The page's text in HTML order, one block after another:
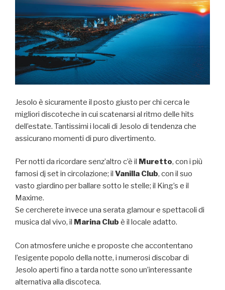
Jesolo è sicuramente il posto giusto per chi cerca le
migliori discoteche in cui scatenarsi al ritmo delle hits
dell’estate. Tantissimi i locali di Jesolo di tendenza che
assicurano momenti di puro divertimento.
Per notti da ricordare senz’altro c’è il Muretto, con i più
famosi dj set in circolazione; il Vanilla Club, con il suo
vasto giardino per ballare sotto le stelle; il King’s e il
Maxime.
Se cercherete invece una serata glamour e spettacoli di
musica dal vivo, il Marina Club è il locale adatto.
Con atmosfere uniche e proposte che accontentano
l’esigente popolo della notte, i numerosi discobar di
Jesolo aperti fino a tarda notte sono un’interessante
alternativa alla discoteca.